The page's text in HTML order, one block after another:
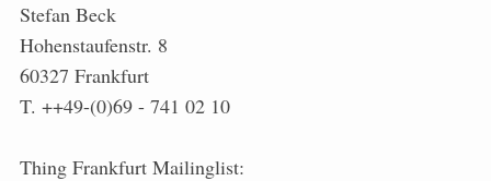
Stefan Beck
Hohenstaufenstr. 8
60327 Frankfurt
T. ++49-(0)69 - 741 02 10
Thing Frankfurt Mailinglist: